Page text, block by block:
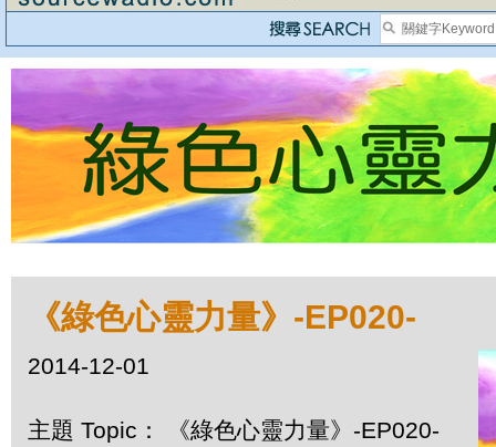
《綠色心靈力量》-EP020-
2014-12-01
主題 Topic： 《綠色心靈力量》-EP020-